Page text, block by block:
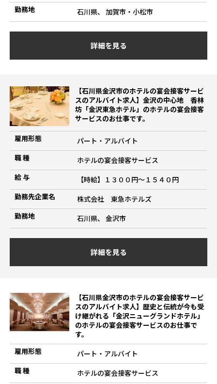
勤務地
石川県、 加賀市・小松市
詳細を見る
【石川県金沢市のホテルの宴会接客サービ
スのアルバイト求人】金沢の中心地 香林
坊「金沢東急ホテル」のホテルの宴会接客
サービスのお仕事です。
雇用形態
パート・アルバイト
職 種
ホテルの宴会接客サービス
給 与
【時給】１３００円～１５４０円
勤務先企業名
株式会社 東急ホテルズ
勤務地
石川県、 金沢市
詳細を見る
【石川県金沢市のホテルの宴会接客サービ
スのアルバイト求人】歴史と伝統が今も受
け継がれる「金沢ニューグランドホテル」
のホテルの宴会接客サービスのお仕事で
す。
雇用形態
パート・アルバイト
職 種
ホテルの宴会接客サービス